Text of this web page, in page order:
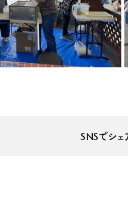
SNSでシェ